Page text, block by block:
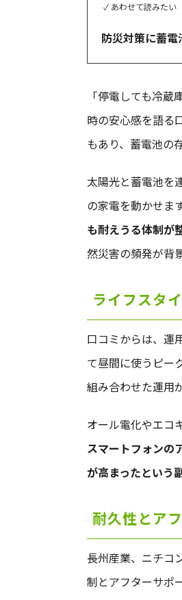
✓ あわせて読みたい
防災対策に蓄
「停電しても冷
時の安心感を語る
もあり、蓄電池の
太陽光と蓄電池を
の家電を動かせます
も耐えうる体制が
然災害の頻発が背
ライフスタ
口コミからは、運
て昼間に使うピー
組み合わせた運用
オール電化やエコ
スマートフォンの
が高まったという
耐久性とア
長州産業、ニチコ
制とアフターサポ